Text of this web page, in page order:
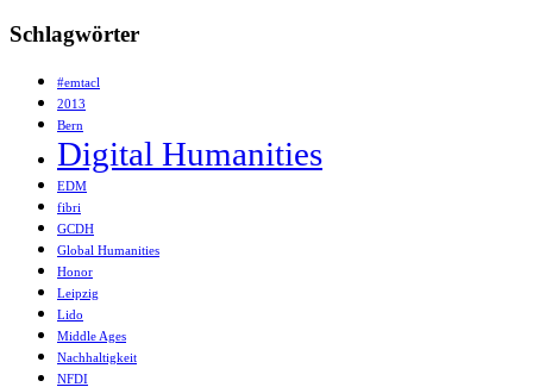
Schlagwörter
#emtacl
2013
Bern
Digital Humanities
EDM
fibri
GCDH
Global Humanities
Honor
Leipzig
Lido
Middle Ages
Nachhaltigkeit
NFDI